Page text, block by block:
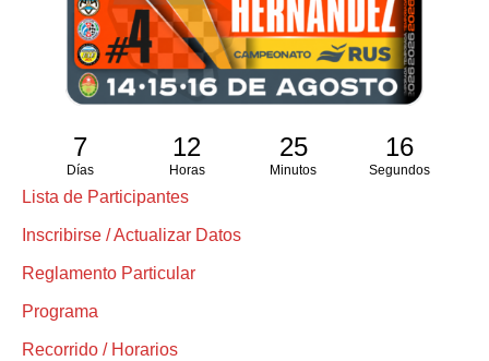
7
Días
12
Horas
25
Minutos
16
Segundos
Lista de Participantes
Inscribirse / Actualizar Datos
Reglamento Particular
Programa
Recorrido / Horarios